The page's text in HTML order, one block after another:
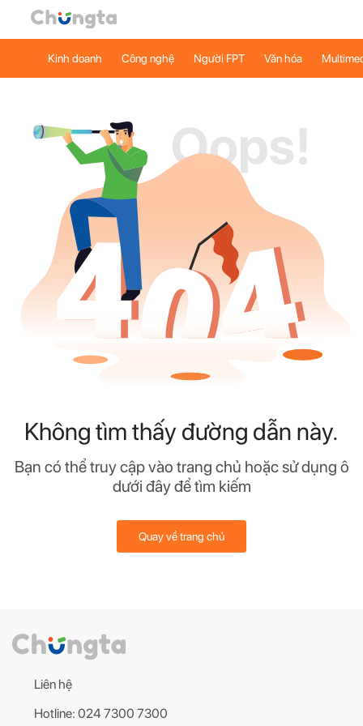
Kinh doanh Công nghệ Người FPT Văn hóa
Không tìm thấy đường dẫn này.
Bạn có thể truy cập vào trang chủ hoặc sử dụng ô
dưới đây để tìm kiếm
Quay về trang chủ
Liên hệ
Hotline: 024 7300 7300